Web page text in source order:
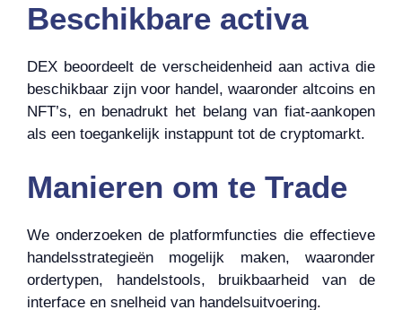
Beschikbare activa
DEX beoordeelt de verscheidenheid aan activa die
beschikbaar zijn voor handel, waaronder altcoins en
NFT’s, en benadrukt het belang van fiat-aankopen
als een toegankelijk instappunt tot de cryptomarkt.
Manieren om te Trade
We onderzoeken de platformfuncties die effectieve
handelsstrategieën mogelijk maken, waaronder
ordertypen, handelstools, bruikbaarheid van de
interface en snelheid van handelsuitvoering.